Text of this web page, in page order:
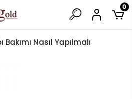
0
Bakımı Nasıl Yapılmalı